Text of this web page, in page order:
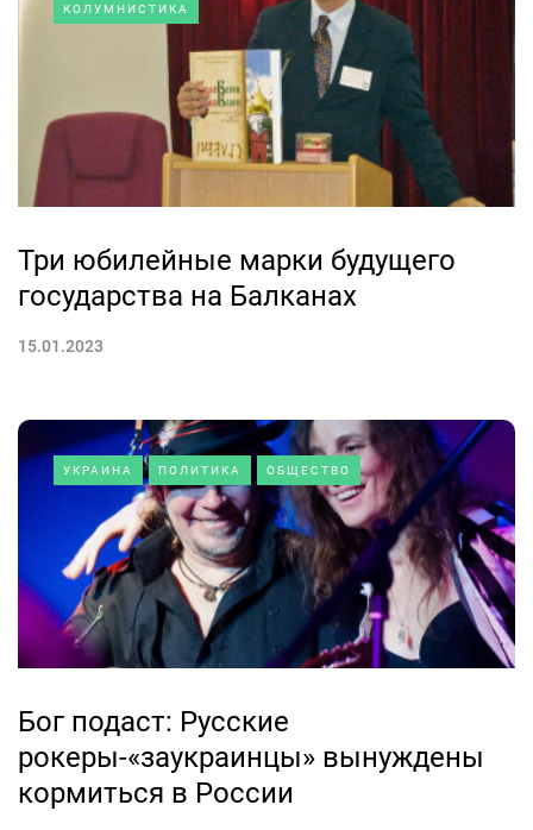
КОЛУМНИСТИКА
Три юбилейные марки будущего
государства на Балканах
15.01.2023
УКРАИНА ПОЛИТИКА ОБЩЕСТВО
Бог подаст: Русские
рокеры-«заукраинцы» вынуждены
кормиться в России